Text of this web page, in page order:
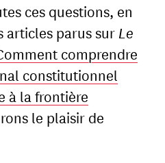
ces questions, en
articles parus sur Le
comprendre
constitutionnel
à la frontière
le plaisir de